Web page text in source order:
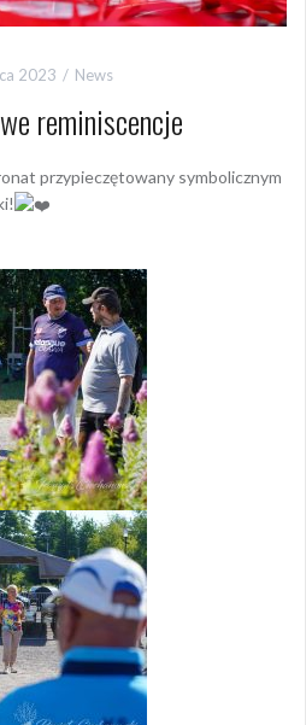
2023 News
reminiscencje
przypieczętowany symbolicznym